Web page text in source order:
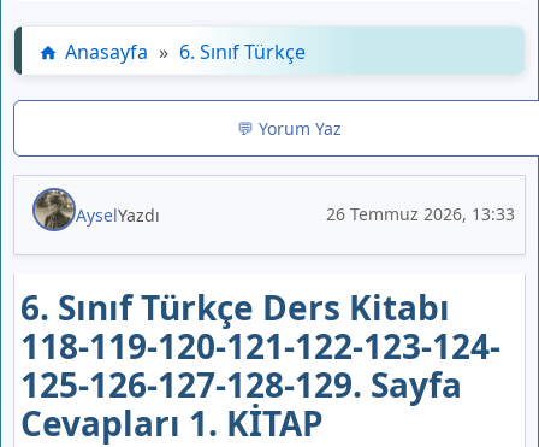
Anasayfa » 6. Sınıf Türkçe
💬 Yorum Yaz
AyselYazdı 26 Temmuz 2026, 13:33
6. Sınıf Türkçe Ders Kitabı
118-119-120-121-122-123-124-
125-126-127-128-129. Sayfa
Cevapları 1. KİTAP